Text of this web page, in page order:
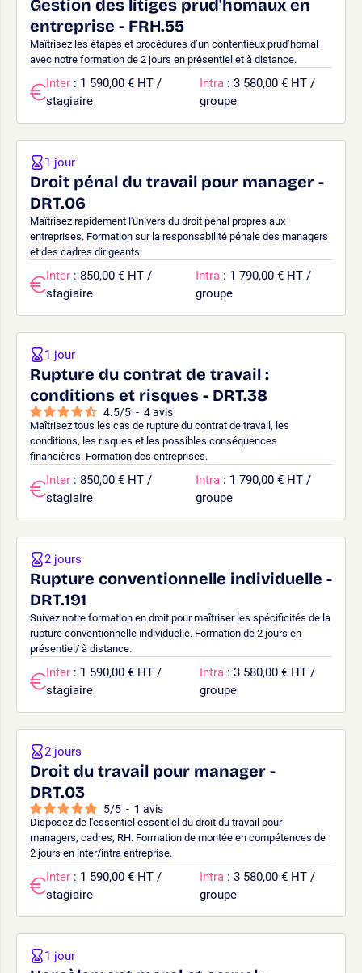
Gestion des litiges prud'homaux en
entreprise - FRH.55
Maîtrisez les étapes et procédures d’un contentieux prud’homal
avec notre formation de 2 jours en présentiel et à distance.
Inter : 1 590,00 € HT /
stagiaire
Intra : 3 580,00 € HT /
groupe
Droit pénal du travail pour manager -
DRT.06
Maîtrisez rapidement l'univers du droit pénal propres aux
entreprises. Formation sur la responsabilité pénale des managers
et des cadres dirigeants.
1 jour
Inter : 850,00 € HT /
stagiaire
Intra : 1 790,00 € HT /
groupe
Rupture du contrat de travail :
conditions et risques - DRT.38
4.5/5 - 4avis
Maîtrisez tous les cas de rupture du contrat de travail, les
conditions, les risques et les possibles conséquences
financières. Formation des entreprises.
1 jour
Inter : 850,00 € HT /
stagiaire
Intra : 1 790,00 € HT /
groupe
Rupture conventionnelle individuelle -
DRT.191
Suivez notre formation en droit pour maîtriser les spécificités de la
rupture conventionnelle individuelle. Formation de 2 jours en
présentiel/ à distance.
2 jours
Inter : 1 590,00 € HT /
stagiaire
Intra : 3 580,00 € HT /
groupe
Droit du travail pour manager -
DRT.03
5/5 - 1 avis
Disposez de l'essentiel essentiel du droit du travail pour
managers, cadres, RH. Formation de montée en compétences de
2 jours en inter/intra entreprise.
2 jours
Inter : 1 590,00 € HT /
stagiaire
Intra : 3 580,00 € HT /
groupe
1 jour